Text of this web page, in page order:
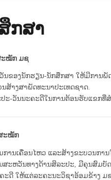
ກສາ
ະໝັກ ມຊ
ນຂອງນັກຮຽນ-ນັກສຶກສາ ໃຫ້ມີການ
ສ້າງສາພັດທະນາປະເທດຊາດ.
ະ-ວັນນະຄະດີໃນການຕ້ອນຮັບແຂກ
ະໝັກ
ານເຄື່ອນໄຫວ ແລະສ້າງຂະບວນກາ
ສະຫວັນທາງດ້ານສິລະປະ, ມີຄຸນສົມ
ະດີ ໃຫ້ແຕ່ລະຄະນະວິຊາອ້ອມຂ້າງ ມຊ